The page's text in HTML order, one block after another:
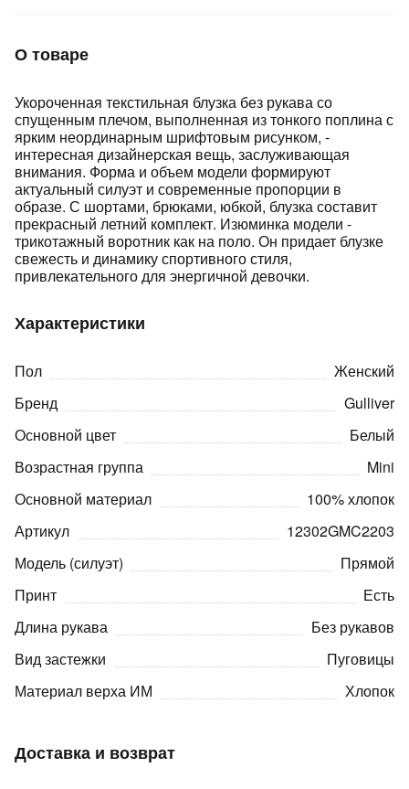
Доставка и возврат
О товаре
Укороченная текстильная блузка без рукава со
спущенным плечом, выполненная из тонкого поплина с
ярким неординарным шрифтовым рисунком, -
интересная дизайнерская вещь, заслуживающая
внимания. Форма и объем модели формируют
актуальный силуэт и современные пропорции в
образе. С шортами, брюками, юбкой, блузка составит
прекрасный летний комплект. Изюминка модели -
трикотажный воротник как на поло. Он придает блузке
свежесть и динамику спортивного стиля,
привлекательного для энергичной девочки.
Характеристики
Пол
Женский
Бренд
Gulliver
Основной цвет
Белый
Возрастная группа
Mini
Основной материал
100% хлопок
Артикул
12302GMC2203
Модель (силуэт)
Прямой
Принт
Есть
Длина рукава
Без рукавов
Вид застежки
Пуговицы
Материал верха ИМ
Хлопок
25
раз в 2
недели
раз в 2 недели
Остались вопросы?
8 800 302-02-51
plait.ru